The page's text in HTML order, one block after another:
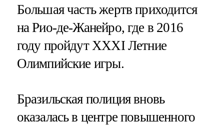
Большая часть жертв приходится
на Рио-де-Жанейро, где в 2016
году пройдут XXXI Летние
Олимпийские игры.
Бразильская полиция вновь
оказалась в центре повышенного